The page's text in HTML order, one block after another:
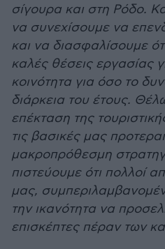
σίγουρα και στη Ρόδο.
να συνεχίσουμε να
και να διασφαλίσουμε
καλές θέσεις εργασίας
κοινότητα για όσο το
διάρκεια του έτους.
επέκταση της
τις βασικές μας
μακροπρόθεσμη
πιστεύουμε ότι πολλοί
μας,
την ικανότητα να
επισκέπτες πέραν των